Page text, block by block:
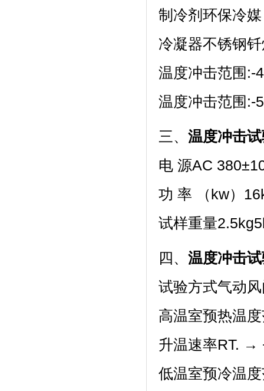
制冷剂环保冷
冷凝器不锈钢
温度冲击范围:-
温度冲击范围:-
三、 温度冲击
电 源AC
功 率 （kw）
试样重量
四、 温度冲击
试验方式气动
高温室预热温
升温速率RT.
低温室预冷温